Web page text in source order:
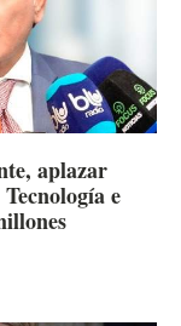
aplazar
e